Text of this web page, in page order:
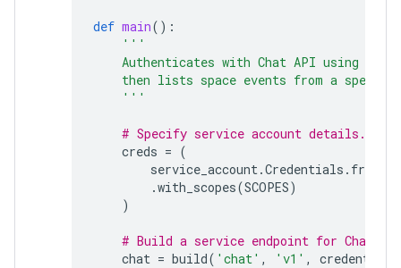
def main():
'''
Authenticates with Chat API using app
then lists space events from a
    '''
# Specify service account details.
creds = (
service_account.Credentials .
.with_scopes(SCOPES)
)
# Build a service endpoint for Chat
chat = build( 'chat' , 'v1' , credentials